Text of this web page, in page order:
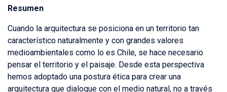
Resumen
Cuando la arquitectura se posiciona en un territorio tan
característico naturalmente y con grandes valores
medioambientales como lo es Chile, se hace necesario
pensar el territorio y el paisaje. Desde esta perspectiva
hemos adoptado una postura ética para crear una
arquitectura que dialogue con el medio natural, no a través